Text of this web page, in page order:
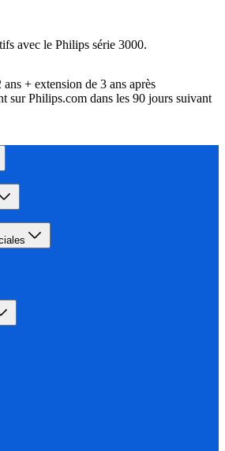
avec le Philips série 3000.
+ extension de 3 ans après
sur Philips.com dans les 90 jours suivant